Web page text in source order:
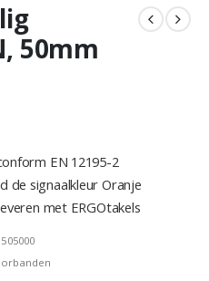
50mm
EN 12195-2
de signaalkleur Oranje
met ERGOtakels